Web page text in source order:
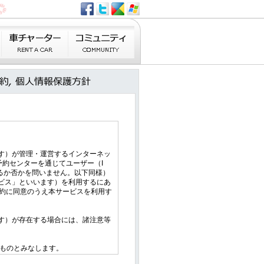
）が管理・運営するインターネッ
センターを通じてユーザー（I
否かを問いません。以下同様）
ス」といいます）を利用するにあ
に同意のうえ本サービスを利用す
）が存在する場合には、諸注意等
のとみなします。